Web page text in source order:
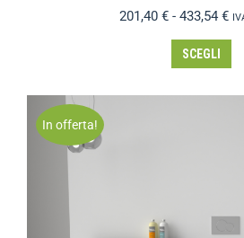
201,40 € - 433,54 €
SCEGLI
In offerta!